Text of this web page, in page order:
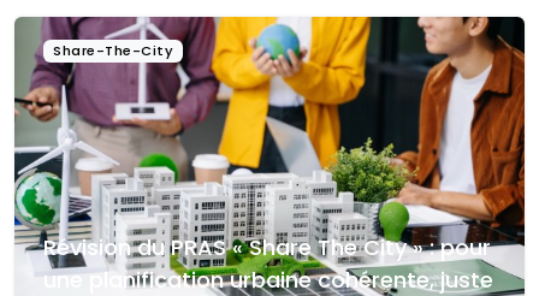
Share-The-City
Révision du PRAS « Share The City » : pour
une planification urbaine cohérente, juste